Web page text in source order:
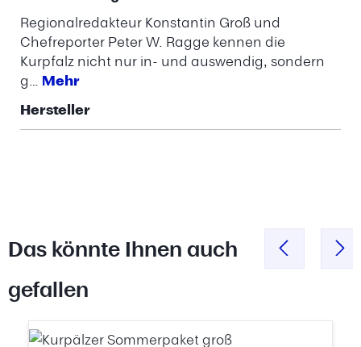
Regionalredakteur Konstantin Groß und
Chefreporter Peter W. Ragge kennen die
Kurpfalz nicht nur in- und auswendig, sondern
g… Mehr
Hersteller
Das könnte Ihnen auch
gefallen